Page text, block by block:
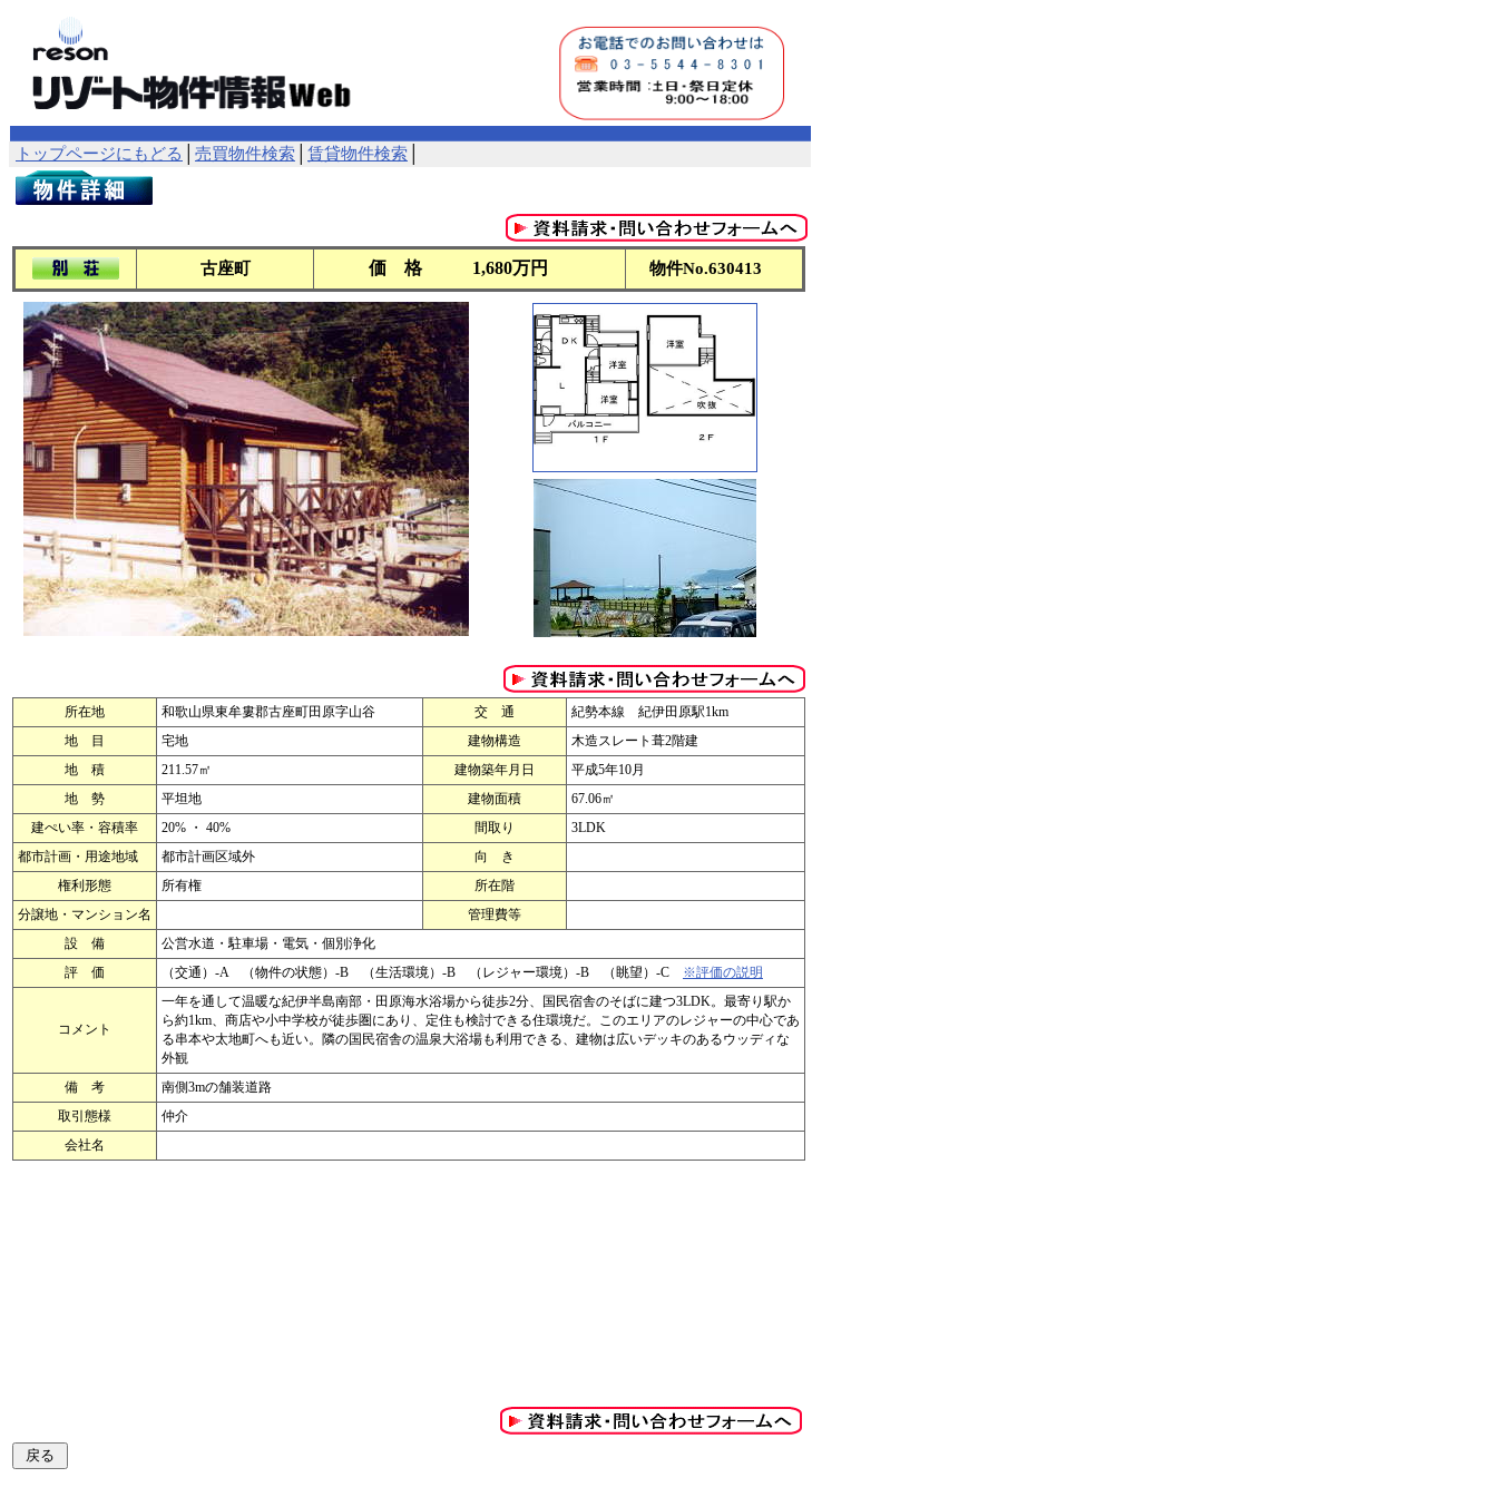
トップページにもどる 売買物件検索 賃貸物件検索
古座町 価 格 1,680万円 物件No.630413
所在地 和歌山県東牟婁郡古座町田原字山谷 交 通
紀勢本線 紀伊田原駅1km
地 目
宅地 建物構造
木造スレート葺2階建
地 積
211.57㎡ 建物築年月日
平成5年10月
地 勢
平坦地 建物面積
67.06㎡
建ぺい率・容積率
20% ・ 40% 間取り
3LDK
都市計画・用途地域
都市計画区域外
向 き
権利形態
所有権
所在階
分譲地・マンション名
管理費等
設 備
公営水道・駐車場・電気・個別浄化
評 価
（交通）-A （物件の状態）-B （生活環境）-B （レジャー環境）-B （眺望）-C ※評価の説明
コメント
一年を通して温暖な紀伊半島南部・田原海水浴場から徒歩2分、国民宿舎のそばに建つ3LDK。最寄り駅か
ら約1km、商店や小中学校が徒歩圏にあり、定住も検討できる住環境だ。このエリアのレジャーの中心であ
る串本や太地町へも近い。隣の国民宿舎の温泉大浴場も利用できる、建物は広いデッキのあるウッディな
外観
備 考
南側3mの舗装道路
取引態様
仲介
会社名